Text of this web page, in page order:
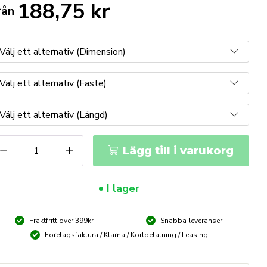
188,75 kr
− + Lägg till i varukorg
I lager
Fraktfritt över 399kr
Snabba leveranser
Företagsfaktura / Klarna / Kortbetalning / Leasing